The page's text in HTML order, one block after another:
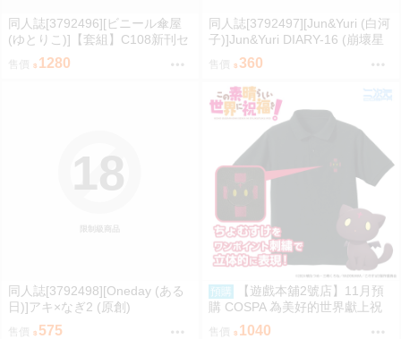
同人誌[3792496][ビニール傘屋
(ゆとりこ)]【套組】C108新刊セ
ット (絕區零)
售價 1280
同人誌[3792497][Jun&Yuri (白河
子)]Jun&Yuri DIARY-16 (崩壞星
穹鐵道 )
售價 360
限制級商品
18
同人誌[3792498][Oneday (ある
日)]アキ×なぎ2 (原創)
575
預購
【遊戲本舖2號店】11月預
購 COSPA 為美好的世界獻上祝
福！ 點仔 刺繡Polo衫 0822
1040